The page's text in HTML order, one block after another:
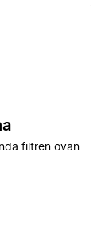
filtren ovan.